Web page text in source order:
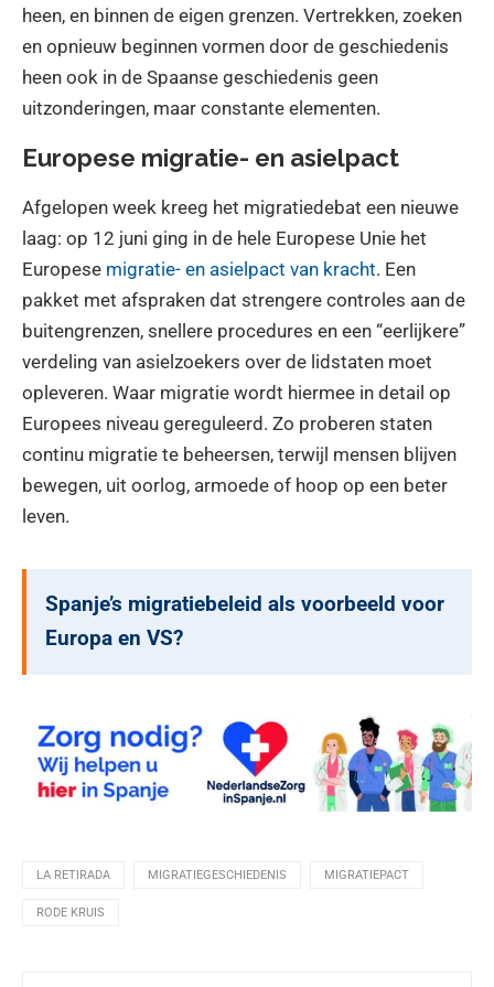
heen, en binnen de eigen grenzen. Vertrekken, zoeken
en opnieuw beginnen vormen door de geschiedenis
heen ook in de Spaanse geschiedenis geen
uitzonderingen, maar constante elementen.
Europese migratie- en asielpact
Afgelopen week kreeg het migratiedebat een nieuwe
laag: op 12 juni ging in de hele Europese Unie het
Europese migratie- en asielpact van kracht. Een
pakket met afspraken dat strengere controles aan de
buitengrenzen, snellere procedures en een “eerlijkere”
verdeling van asielzoekers over de lidstaten moet
opleveren. Waar migratie wordt hiermee in detail op
Europees niveau gereguleerd. Zo proberen staten
continu migratie te beheersen, terwijl mensen blijven
bewegen, uit oorlog, armoede of hoop op een beter
leven.
Spanje’s migratiebeleid als voorbeeld voor
Europa en VS?
LA RETIRADA MIGRATIEGESCHIEDENIS MIGRATIEPACT
RODE KRUIS